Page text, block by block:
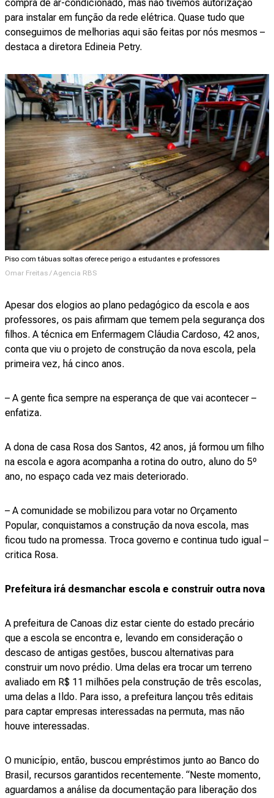
compra de ar-condicionado, mas não tivemos autorização
para instalar em função da rede elétrica. Quase tudo que
conseguimos de melhorias aqui são feitas por nós mesmos –
destaca a diretora Edineia Petry.
Piso com tábuas soltas oferece perigo a estudantes e professores
Omar Freitas / Agencia RBS
Apesar dos elogios ao plano pedagógico da escola e aos
professores, os pais afirmam que temem pela segurança dos
filhos. A técnica em Enfermagem Cláudia Cardoso, 42 anos,
conta que viu o projeto de construção da nova escola, pela
primeira vez, há cinco anos.
– A gente fica sempre na esperança de que vai acontecer –
enfatiza.
A dona de casa Rosa dos Santos, 42 anos, já formou um filho
na escola e agora acompanha a rotina do outro, aluno do 5º
ano, no espaço cada vez mais deteriorado.
– A comunidade se mobilizou para votar no Orçamento
Popular, conquistamos a construção da nova escola, mas
ficou tudo na promessa. Troca governo e continua tudo igual –
critica Rosa.
Prefeitura irá desmanchar escola e construir outra nova
A prefeitura de Canoas diz estar ciente do estado precário
que a escola se encontra e, levando em consideração o
descaso de antigas gestões, buscou alternativas para
construir um novo prédio. Uma delas era trocar um terreno
avaliado em R$ 11 milhões pela construção de três escolas,
uma delas a Ildo. Para isso, a prefeitura lançou três editais
para captar empresas interessadas na permuta, mas não
houve interessadas.
O município, então, buscou empréstimos junto ao Banco do
Brasil, recursos garantidos recentemente. “Neste momento,
aguardamos a análise da documentação para liberação dos